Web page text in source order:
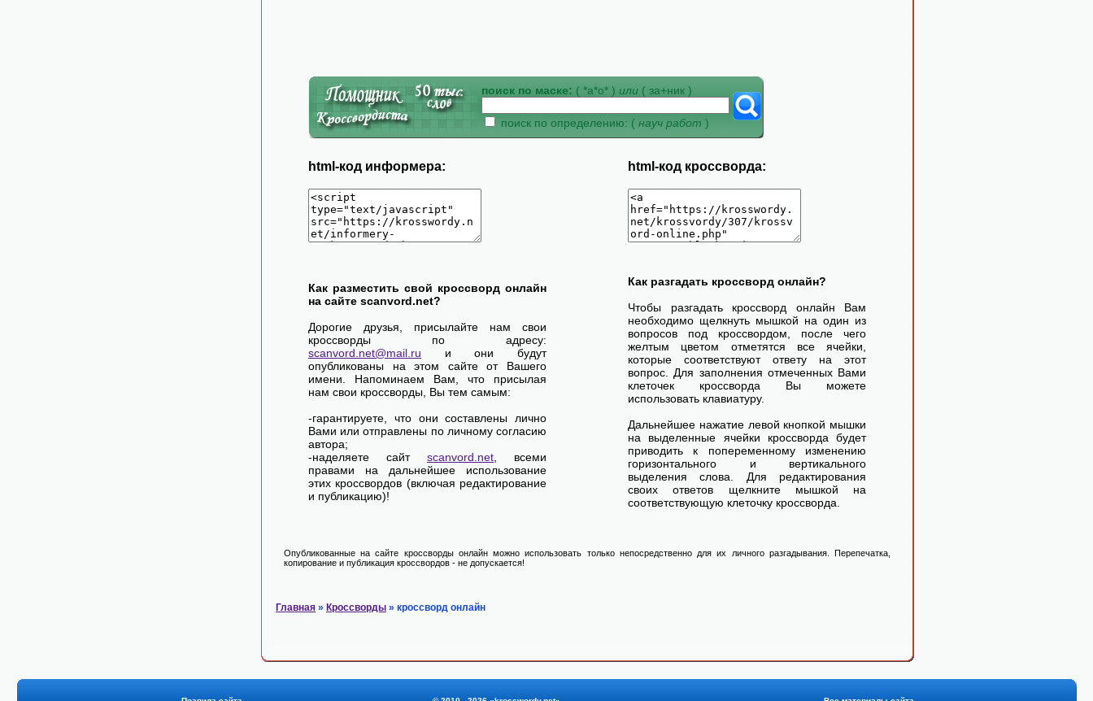
поиск по маске: ( *а*о* ) или ( за+ник )
поиск по определению: ( науч работ )
html-код информера: html-код кроссворда:
Как разместить свой кроссворд онлайн
на сайте scanvord.net?
Дорогие друзья, присылайте нам свои
кроссворды по адресу:
scanvord.net@mail.ru и они будут
опубликованы на этом сайте от Вашего
имени. Напоминаем Вам, что присылая
нам свои кроссворды, Вы тем самым:
-гарантируете, что они составлены лично
Вами или отправлены по личному согласию
автора;
-наделяете сайт scanvord.net , всеми
правами на дальнейшее использование
этих кроссвордов (включая редактирование
и публикацию)!
Как разгадать кроссворд онлайн?
Чтобы разгадать кроссворд онлайн Вам
необходимо щелкнуть мышкой на один из
вопросов под кроссвордом, после чего
желтым цветом отметятся все ячейки,
которые соответствуют ответу на этот
вопрос. Для заполнения отмеченных Вами
клеточек кроссворда Вы можете
использовать клавиатуру.
Дальнейшее нажатие левой кнопкой мышки
на выделенные ячейки кроссворда будет
приводить к попеременному изменению
горизонтального и вертикального
выделения слова. Для редактирования
своих ответов щелкните мышкой на
соответствующую клеточку кроссворда.
Опубликованные на сайте кроссворды онлайн можно использовать только непосредственно для их личного разгадывания. Перепечатка,
копирование и публикация кроссвордов - не допускается!
Главная » Кроссворды » кроссворд онлайн